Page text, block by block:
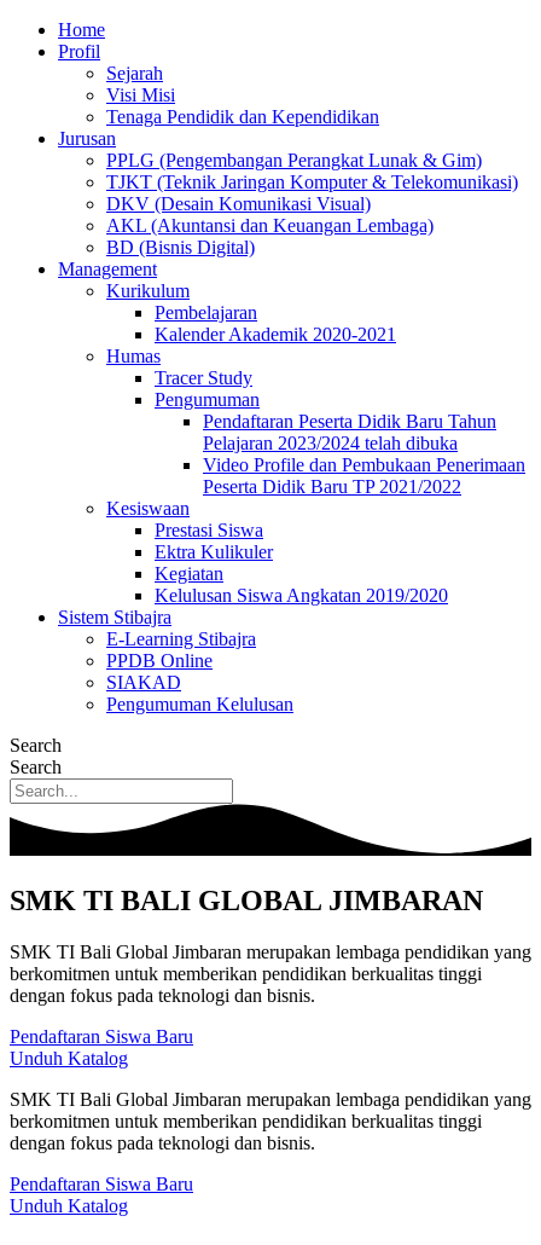
Home
Profil
Sejarah
Visi Misi
Tenaga Pendidik dan Kependidikan
Jurusan
PPLG (Pengembangan Perangkat Lunak & Gim)
TJKT (Teknik Jaringan Komputer & Telekomunikasi)
DKV (Desain Komunikasi Visual)
AKL (Akuntansi dan Keuangan Lembaga)
BD (Bisnis Digital)
Management
Kurikulum
Pembelajaran
Kalender Akademik 2020-2021
Humas
Tracer Study
Pengumuman
Pendaftaran Peserta Didik Baru Tahun
Pelajaran 2023/2024 telah dibuka
Video Profile dan Pembukaan Penerimaan
Peserta Didik Baru TP 2021/2022
Kesiswaan
Prestasi Siswa
Ektra Kulikuler
Kegiatan
Kelulusan Siswa Angkatan 2019/2020
Sistem Stibajra
E-Learning Stibajra
PPDB Online
SIAKAD
Pengumuman Kelulusan
Search
Search
SMK TI BALI GLOBAL JIMBARAN
SMK TI Bali Global Jimbaran merupakan lembaga pendidikan yang
berkomitmen untuk memberikan pendidikan berkualitas tinggi
dengan fokus pada teknologi dan bisnis.
Pendaftaran Siswa Baru
Unduh Katalog
SMK TI Bali Global Jimbaran merupakan lembaga pendidikan yang
berkomitmen untuk memberikan pendidikan berkualitas tinggi
dengan fokus pada teknologi dan bisnis.
Pendaftaran Siswa Baru
Unduh Katalog